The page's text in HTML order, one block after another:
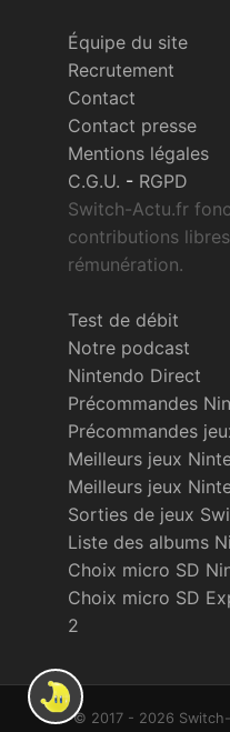
Équipe du site
Recrutement
Contact
Contact presse
Mentions légales
C.G.U. - RGPD
Switch-Actu.fr
contributions
rémunération.
Test de débit
Notre podcast
Nintendo Direct
Précommandes
Précommandes
Meilleurs jeux
Meilleurs jeux
Sorties de jeux
Liste des albums
Choix micro SD
Choix micro SD
2
© 2017 - 2026